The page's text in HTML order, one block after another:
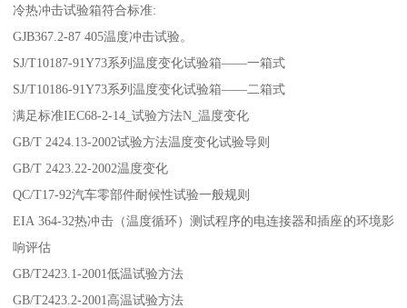
冷热冲击试验箱符合标准:
GJB367.2-87 405温度冲击试验。
SJ/T10187-91Y73系列温度变化试验箱——一箱式
SJ/T10186-91Y73系列温度变化试验箱——二箱式
满足标准IEC68-2-14_试验方法N_温度变化
GB/T 2424.13-2002试验方法温度变化试验导则
GB/T 2423.22-2002温度变化
QC/T17-92汽车零部件耐候性试验一般规则
EIA 364-32热冲击（温度循环）测试程序的电连接器和插座的环境影
响评估
GB/T2423.1-2001低温试验方法
GB/T2423.2-2001高温试验方法